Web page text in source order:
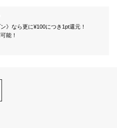
》なら更に¥100につき1pt還元！
能！